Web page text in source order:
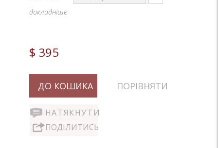
докладніше
$ 395
ДО КОШИКА ПОРІВНЯТИ
НАТЯКНУТИ
ПОДІЛИТИСЬ